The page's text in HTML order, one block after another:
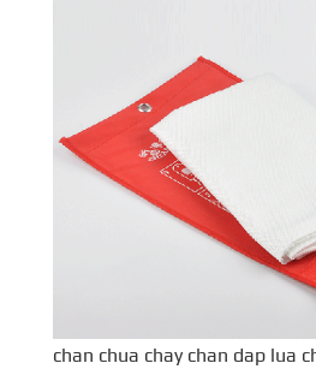
chan chua chay chan dap lua